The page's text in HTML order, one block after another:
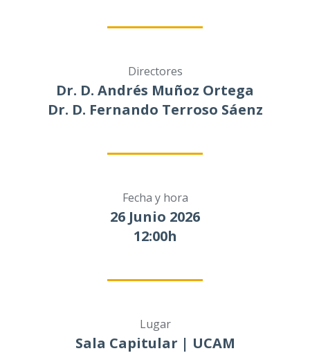
Directores
Dr. D. Andrés Muñoz Ortega
Dr. D. Fernando Terroso Sáenz
Fecha y hora
26 Junio 2026
12:00h
Lugar
Sala Capitular | UCAM